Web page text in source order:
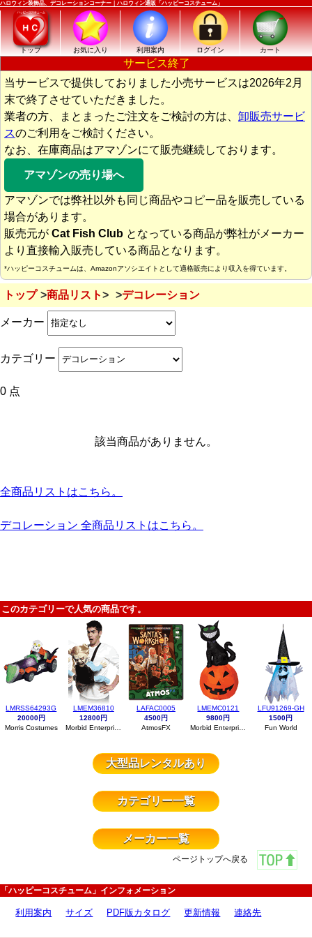
ハロウィン装飾品、デコレーションコーナー｜ハロウィン通販「ハッピーコスチューム」
トップ お気に入り 利用案内 ログイン カート
サービス終了
当サービスで提供しておりました小売サービスは2026年2月
末で終了させていただきました。
業者の方、まとまったご注文をご検討の方は、 卸販売サービ
スのご利用をご検討ください。
なお、在庫商品はアマゾンにて販売継続しております。
アマゾンの売り場へ
アマゾンでは弊社以外も同じ商品やコピー品を販売している
場合があります。
販売元が Cat Fish Club となっている商品が弊社がメーカー
より直接輸入販売している商品となります。
*ハッピーコスチュームは、Amazonアソシエイトとして適格販売により収入を得ています。
トップ 商品リスト デコレーション
メーカー
カテゴリー
0 点
該当商品がありません。
全商品リストはこちら。
デコレーション 全商品リストはこちら。
このカテゴリーで人気の商品です。
LMRSS64293G
20000円
Morris Costumes
LMEM36810
12800円
Morbid Enterprises
LAFAC0005
4500円
AtmosFX
LMEMC0121
9800円
Morbid Enterprises
LFU91269-GH
1500円
Fun World
大型品レンタルあり
カテゴリー一覧
メーカー一覧
ページトップへ戻る
「ハッピーコスチューム」インフォメーション
利用案内 サイズ PDF版カタログ 更新情報 連絡先